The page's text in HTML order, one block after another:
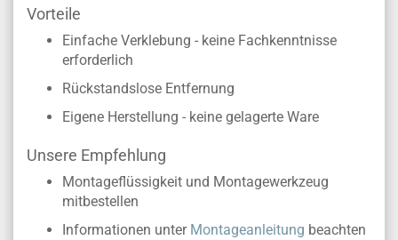
Vorteile
Einfache Verklebung - keine Fachkenntnisse
erforderlich
Rückstandslose Entfernung
Eigene Herstellung - keine gelagerte Ware
Unsere Empfehlung
Montageflüssigkeit und Montagewerkzeug
mitbestellen
Informationen unter Montageanleitung beachten